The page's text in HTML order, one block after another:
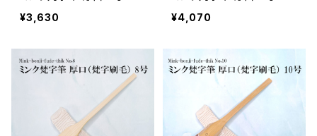
¥3,630
¥4,070